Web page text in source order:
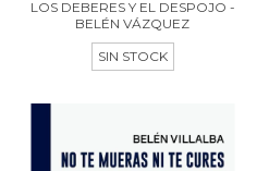
LOS DEBERES Y EL DESPOJO -
BELÉN VÁZQUEZ
SIN STOCK